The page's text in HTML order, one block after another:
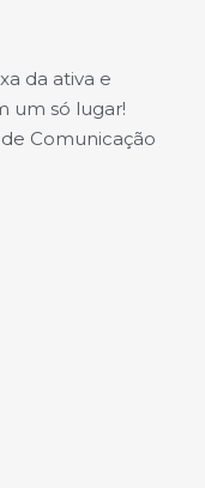
da ativa e
um só lugar!
Comunicação